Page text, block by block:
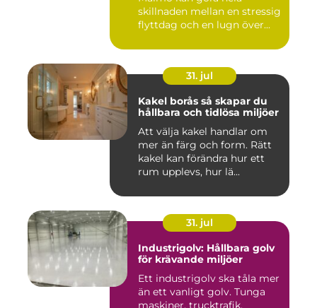
skillnaden mellan en stressig
flyttdag och en lugn över...
31. jul
Kakel borås så skapar du
hållbara och tidlösa miljöer
Att välja kakel handlar om
mer än färg och form. Rätt
kakel kan förändra hur ett
rum upplevs, hur lä...
31. jul
Industrigolv: Hållbara golv
för krävande miljöer
Ett industrigolv ska tåla mer
än ett vanligt golv. Tunga
maskiner, trucktrafik,